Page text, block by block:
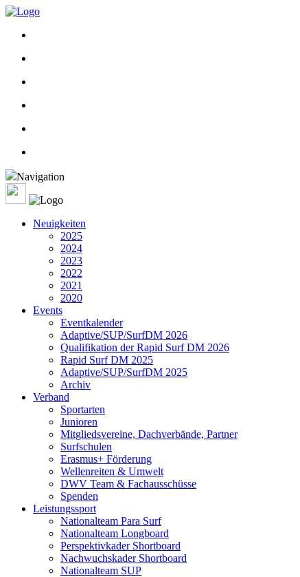
Navigation
Neuigkeiten
2025
2024
2023
2022
2021
2020
Events
Eventkalender
Adaptive/SUP/SurfDM 2026
Qualifikation der Rapid Surf DM 2026
Rapid Surf DM 2025
Adaptive/SUP/SurfDM 2025
Archiv
Verband
Sportarten
Junioren
Mitgliedsvereine, Dachverbände, Partner
Surfschulen
Erasmus+ Förderung
Wellenreiten & Umwelt
DWV Team & Fachausschüsse
Spenden
Leistungssport
Nationalteam Para Surf
Nationalteam Longboard
Perspektivkader Shortboard
Nachwuchskader Shortboard
Nationalteam SUP